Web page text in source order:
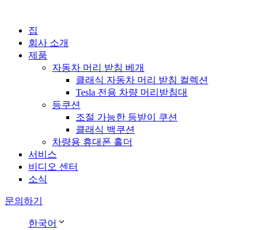
집
회사 소개
제품
자동차 머리 받침 베개
클래식 자동차 머리 받침 컬렉션
Tesla 전용 차량 머리받침대
등쿠션
조절 가능한 등받이 쿠션
클래식 백쿠션
차량용 휴대폰 홀더
서비스
비디오 센터
소식
문의하기
한국어